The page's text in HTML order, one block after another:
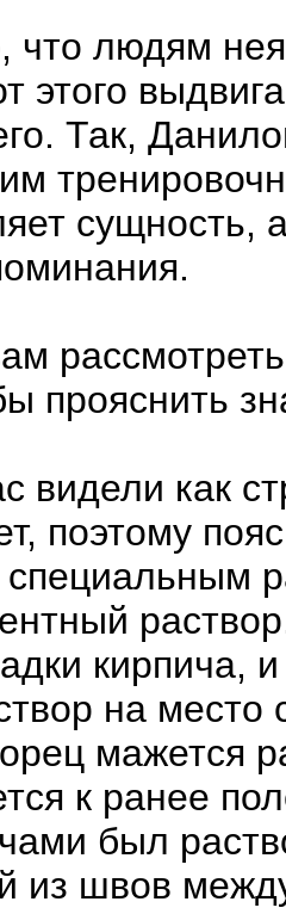
что людям
этого
Так,
сущность,
прояснить
видели как
поэтому
специальным
кирпича,
на
мажется
к ранее
был
из швов